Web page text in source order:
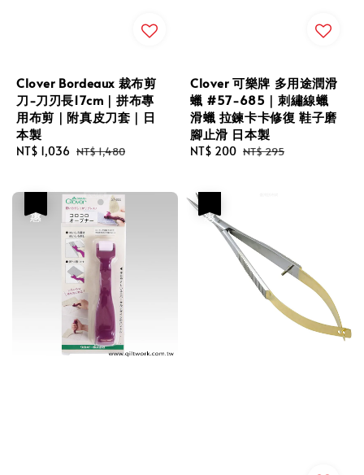
Clover Bordeaux 裁布剪
刀-刀刃長17cm｜拼布專
用布剪｜附真皮刀套｜日
本製
Sale
NT$ 1,036 Regular
NT$ 1,480
Clover 可樂牌 多用途潤滑
蠟 #57-685｜刺繡線蠟
滑蠟 拉鍊卡卡修復 鞋子磨
腳止滑 日本製
Sale
NT$ 200 Regular
NT$ 295